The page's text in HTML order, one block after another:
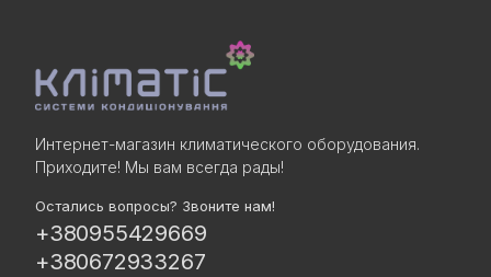
Интернет-магазин климатического оборудования.
Приходите! Мы вам всегда рады!
Остались вопросы? Звоните нам!
+380955429669
+380672933267